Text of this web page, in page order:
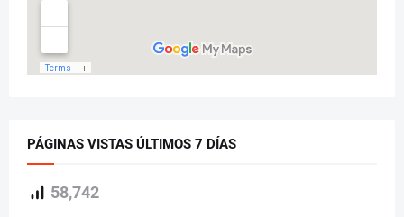
PÁGINAS VISTAS ÚLTIMOS 7 DÍAS
58,742